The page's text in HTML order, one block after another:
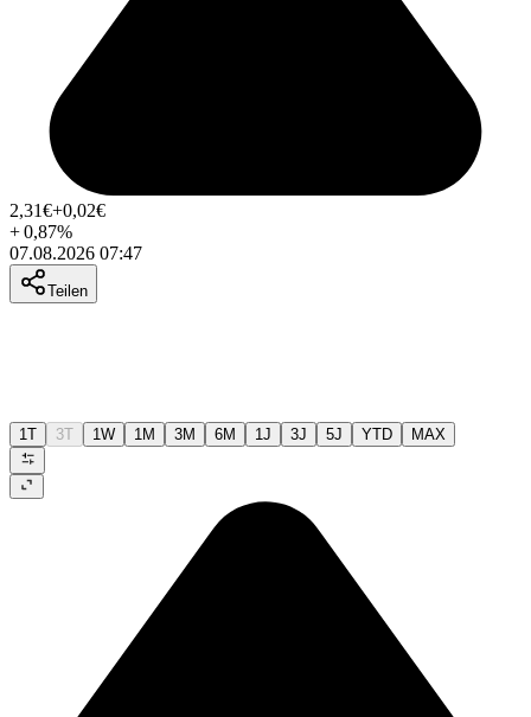
2,31€+0,02€
+0,87%
07.08.2026 07:47
Teilen
1T 3T 1W 1M 3M 6M 1J 3J 5J YTD MAX